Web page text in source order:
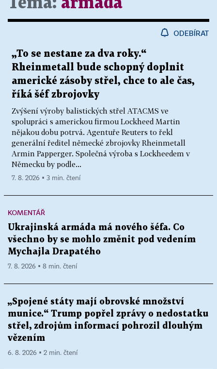
ODEBÍRAT
„To se nestane za dva roky.“
Rheinmetall bude schopný doplnit
americké zásoby střel, chce to ale čas,
říká šéf zbrojovky
Zvýšení výroby balistických střel ATACMS ve
spolupráci s americkou firmou Lockheed Martin
nějakou dobu potrvá. Agentuře Reuters to řekl
generální ředitel německé zbrojovky Rheinmetall
Armin Papperger. Společná výroba s Lockheedem v
Německu by podle...
7. 8. 2026 ▪ 3 min. čtení
KOMENTÁŘ
Ukrajinská armáda má nového šéfa. Co
všechno by se mohlo změnit pod vedením
Mychajla Drapatého
7. 8. 2026 ▪ 8 min. čtení
„Spojené státy mají obrovské množství
munice.“ Trump popřel zprávy o nedostatku
střel, zdrojům informací pohrozil dlouhým
vězením
6. 8. 2026 ▪ 2 min. čtení